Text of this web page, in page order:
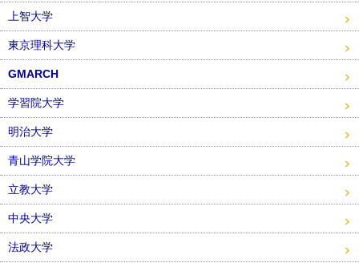
上智大学
東京理科大学
GMARCH
学習院大学
明治大学
青山学院大学
立教大学
中央大学
法政大学